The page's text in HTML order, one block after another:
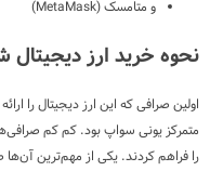
و متامسک (MetaMask)
نحوه خرید ارز دیجیتال
اولین صرافی که این ارز دیجیتال را
متمرکز یونی سواپ بود. کم کم
را فراهم کردند. یکی از مهم‌ترین